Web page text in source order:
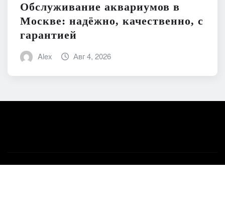
Обслуживание аквариумов в
Москве: надёжно, качественно, с
гарантией
Alex Авг 4, 2026